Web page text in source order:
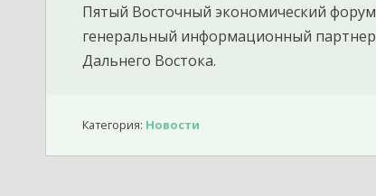
Пятый Восточный экономический
генеральный информационный
Дальнего Востока.
Категория: Новости